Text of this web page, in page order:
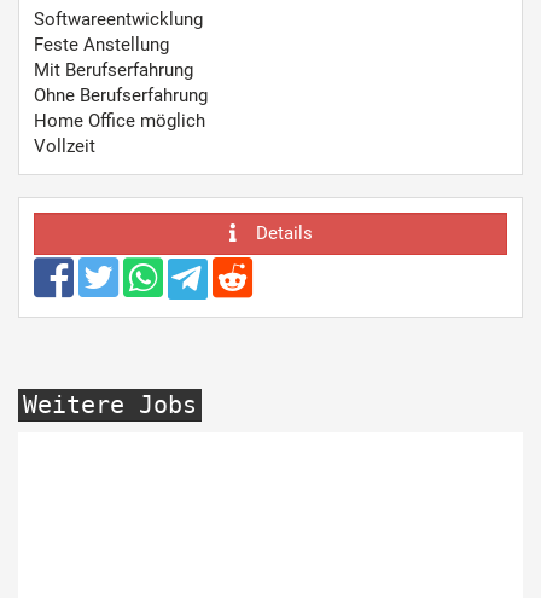
Softwareentwicklung
Feste Anstellung
Mit Berufserfahrung
Ohne Berufserfahrung
Home Office möglich
Vollzeit
Details
Weitere Jobs